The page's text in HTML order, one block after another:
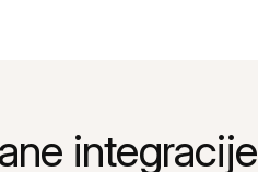
integracije